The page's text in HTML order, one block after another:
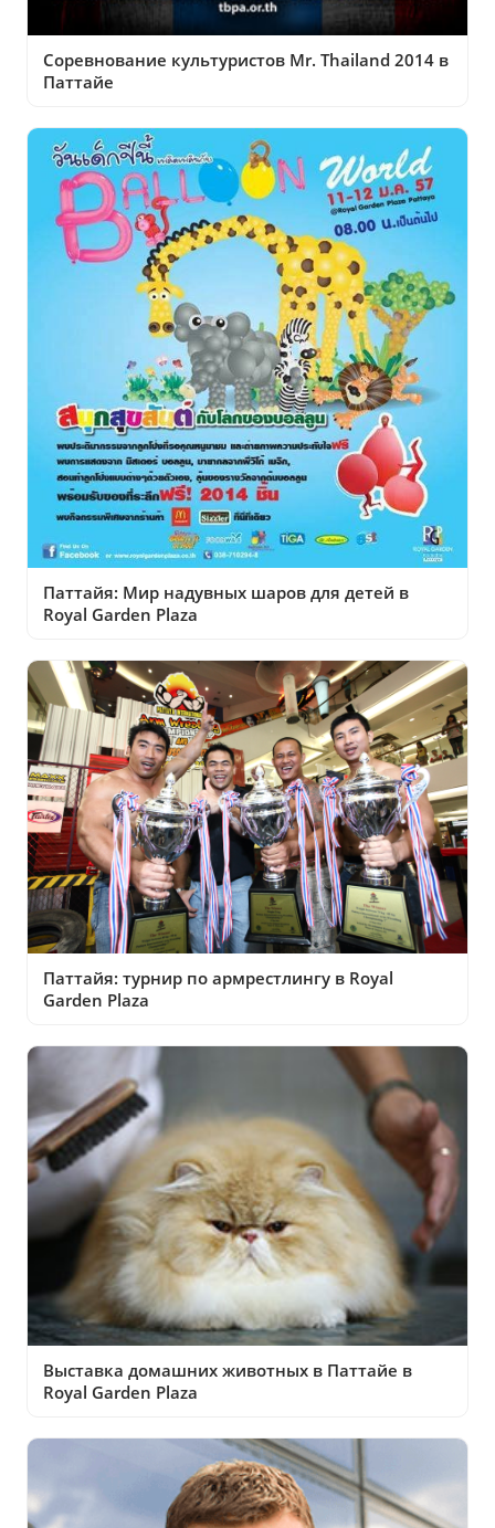
Соревнование культуристов Mr. Thailand 2014 в
Паттайе
Паттайя: Мир надувных шаров для детей в
Royal Garden Plaza
Паттайя: турнир по армрестлингу в Royal
Garden Plaza
Выставка домашних животных в Паттайе в
Royal Garden Plaza